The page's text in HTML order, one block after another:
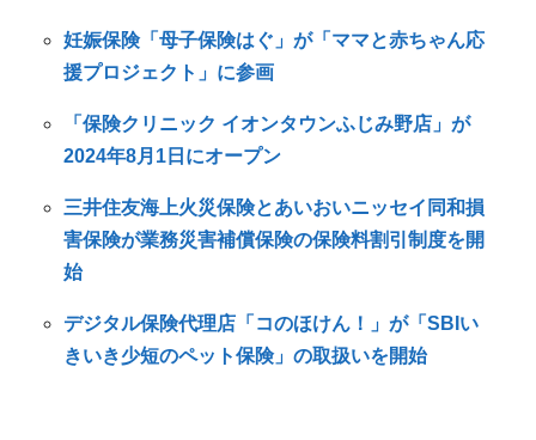
妊娠保険「母子保険はぐ」が「ママと赤ちゃん応
援プロジェクト」に参画
「保険クリニック イオンタウンふじみ野店」が
2024年8月1日にオープン
三井住友海上火災保険とあいおいニッセイ同和損
害保険が業務災害補償保険の保険料割引制度を開
始
デジタル保険代理店「コのほけん！」が「SBIい
きいき少短のペット保険」の取扱いを開始